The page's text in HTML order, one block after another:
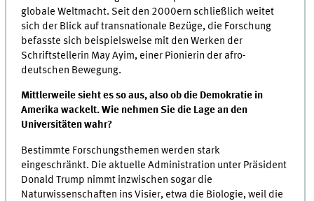
globale Weltmacht. Seit den 2000ern schließlich weitet
sich der Blick auf transnationale Bezüge, die Forschung
befasste sich beispielsweise mit den Werken der
Schriftstellerin May Ayim, einer Pionierin der afro-
deutschen Bewegung.
Mittlerweile sieht es so aus, also ob die Demokratie in
Amerika wackelt. Wie nehmen Sie die Lage an den
Universitäten wahr?
Bestimmte Forschungsthemen werden stark
eingeschränkt. Die aktuelle Administration unter Präsident
Donald Trump nimmt inzwischen sogar die
Naturwissenschaften ins Visier, etwa die Biologie, weil die